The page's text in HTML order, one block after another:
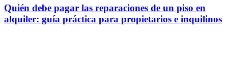
Quién debe pagar las reparaciones de un piso en
alquiler: guía práctica para propietarios e inquilinos